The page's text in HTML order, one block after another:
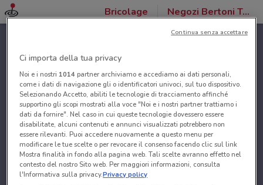
Bricolage Negozi Bertoni Tende
Ci importa della tua privacy
Noi e i nostri 1014partner archiviamo e accediamo ai dati personali,
come i dati di navigazione gli o identificatori univoci, sul tuo dispositivo.
Selezionando Accetto, abiliti le tecnologie di tracciamento affinché
supportino gli scopi mostrati alla voce "Noi e i nostri partner trattiamo i
dati da fornire". Nel caso in cui queste tecnologie dovessero essere
disabilitate, alcuni contenuti e annunci visualizzati potrebbero non
essere rilevanti. Puoi accedere nuovamente a questo menu per
modificare le tue scelte o per revocare il consenso facendo clic sul link
Mostra finalità in fondo alla pagina web. Tali scelte avranno effetto nel
contesto del nostro Sito web. Per maggiori informazioni, consulta
l'Informativa sulla privacy.Privacy policy
Continua senza accettare